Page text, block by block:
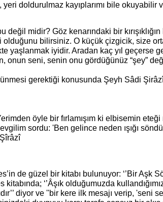
yeri doldurulmaz kayıplarımı bile okuyabilir
midir? Göz kenarındaki bir
olduğunu bilirsiniz. O küçük çizgicik, size
yaşlanmak iyidir. Aradan kaç yıl geçerse
onun seni, senin onu gördüğünüz “şey”
gerektiği konusunda Şeyh Sâdi
öyle bir fırlamışım ki elbisemin
sordu: 'Ben gelince neden ışığı
de güzel bir kitabı bulunuyor: ‘’Bir Aşk
kitabında; ‘’Âşık olduğumuzda
diyor ve ''bir kere ilk mesajı verip, 'seni